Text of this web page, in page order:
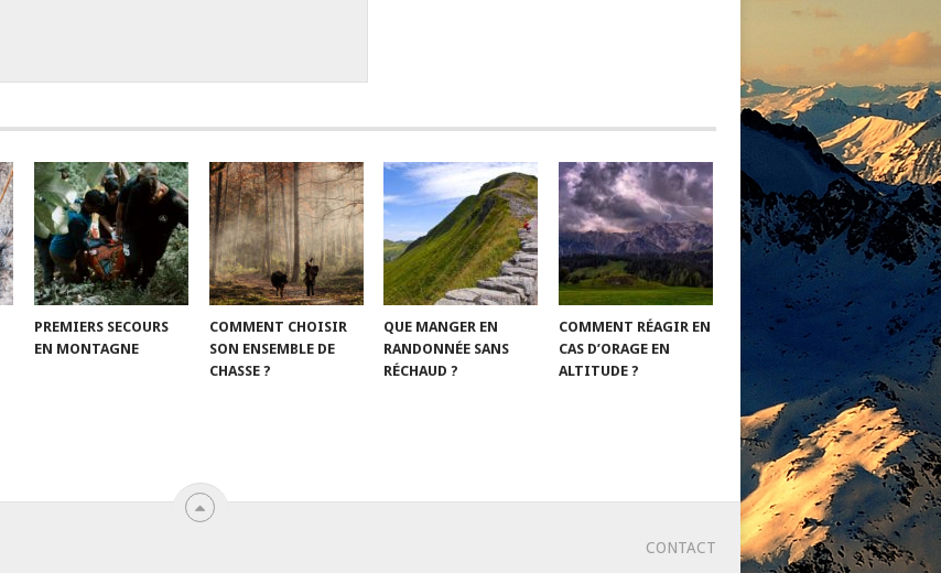
PREMIERS SECOURS
EN MONTAGNE
COMMENT CHOISIR
SON ENSEMBLE DE
CHASSE ?
QUE MANGER EN
RANDONNÉE SANS
RÉCHAUD ?
COMMENT RÉAGIR EN
CAS D’ORAGE EN
ALTITUDE ?
CONTACT